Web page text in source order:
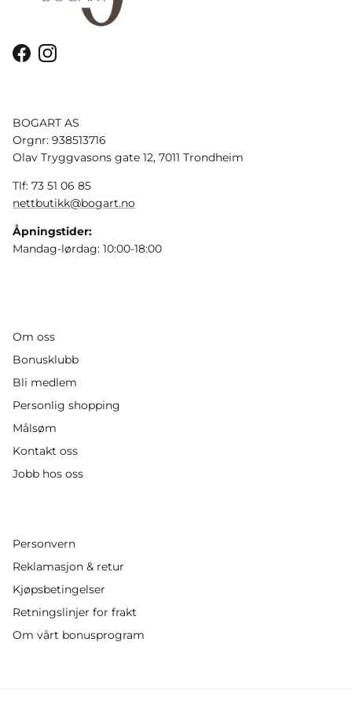
FacebookInstagram
BOGART AS
Orgnr: 938513716
Olav Tryggvasons gate 12, 7011 Trondheim
Tlf: 73 51 06 85
nettbutikk@bogart.no
Åpningstider:
Mandag-lørdag: 10:00-18:00
Om oss
Bonusklubb
Bli medlem
Personlig shopping
Målsøm
Kontakt oss
Jobb hos oss
Personvern
Reklamasjon & retur
Kjøpsbetingelser
Retningslinjer for frakt
Om vårt bonusprogram